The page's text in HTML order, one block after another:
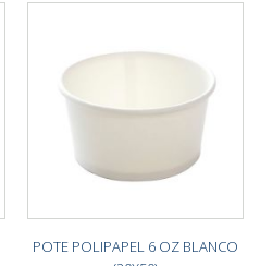
POTE POLIPAPEL 6 OZ BLANCO